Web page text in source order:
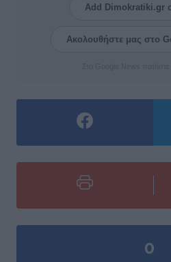
Add Dimokratiki.gr
Ακολουθήστε μας στο
0